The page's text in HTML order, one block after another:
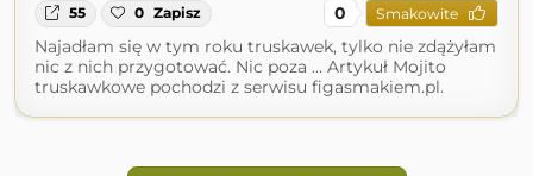
55 0 Zapisz 0 Smakowite
Najadłam się w tym roku truskawek, tylko nie zdążyłam
nic z nich przygotować. Nic poza … Artykuł Mojito
truskawkowe pochodzi z serwisu figasmakiem.pl.